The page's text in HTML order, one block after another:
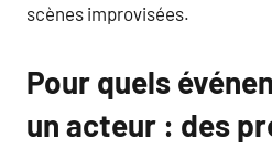
scènes improvisées.
Pour quels
un acteur : des